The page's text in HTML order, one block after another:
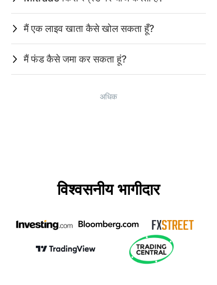
मैं एक लाइव खाता कैसे खोल सकता हूँ?
मैं फंड कैसे जमा कर सकता हूं?
अधिक
विश्वसनीय भागीदार